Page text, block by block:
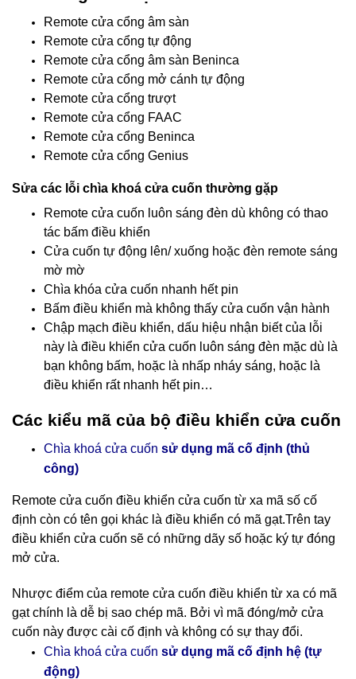
Remote cửa cổng âm sàn
Remote cửa cổng tự động
Remote cửa cổng âm sàn Beninca
Remote cửa cổng mở cánh tự động
Remote cửa cổng trượt
Remote cửa cổng FAAC
Remote cửa cổng Beninca
Remote cửa cổng Genius
Sửa các lỗi chìa khoá cửa cuốn thường gặp
Remote cửa cuốn luôn sáng đèn dù không có thao
tác bấm điều khiển
Cửa cuốn tự động lên/ xuống hoặc đèn remote sáng
mờ mờ
Chìa khóa cửa cuốn nhanh hết pin
Bấm điều khiển mà không thấy cửa cuốn vận hành
Chập mạch điều khiển, dấu hiệu nhận biết của lỗi
này là điều khiển cửa cuốn luôn sáng đèn mặc dù là
bạn không bấm, hoặc là nhấp nháy sáng, hoặc là
điều khiển rất nhanh hết pin…
Các kiểu mã của bộ điều khiển cửa cuốn
Chìa khoá cửa cuốn sử dụng mã cố định (thủ
công)
Remote cửa cuốn điều khiển cửa cuốn từ xa mã số cố
định còn có tên gọi khác là điều khiển có mã gạt.Trên tay
điều khiển cửa cuốn sẽ có những dãy số hoặc ký tự đóng
mở cửa.
Nhược điểm của remote cửa cuốn điều khiển từ xa có mã
gạt chính là dễ bị sao chép mã. Bởi vì mã đóng/mở cửa
cuốn này được cài cố định và không có sự thay đổi.
Chìa khoá cửa cuốn sử dụng mã cố định hệ (tự
động)